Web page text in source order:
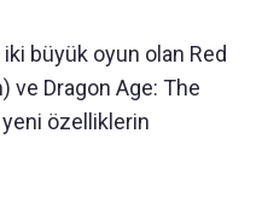
büyük oyun olan Red
ve Dragon Age: The
özelliklerin